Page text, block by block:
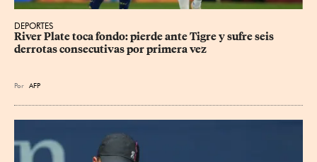
DEPORTES
River Plate toca fondo: pierde ante Tigre y sufre seis
derrotas consecutivas por primera vez
Por AFP